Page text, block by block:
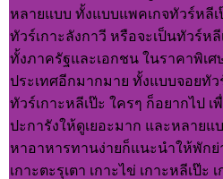
หลายแบบ ทั้งแบบแพคเกจทัวร์หลีเ
ทัวร์เกาะลังกาวี หรือจะเป็นทัวร์ห
ทั้งภาครัฐและเอกชน ในราคาพิเศ
ประเทศอีกมากมาย ทั้งแบบจอยทั
ทัวร์เกาะหลีเป๊ะ ใครๆ ก็อยากไป
ปะการังให้ดูเยอะมาก และหลาย
หาอาหารทานง่ายก็แนะนำให้พักย่
เกาะตะรุเตา เกาะไข่ เกาะหลีเป๊